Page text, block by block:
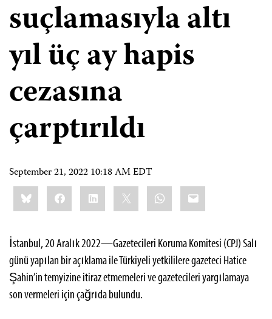
suçlamasıyla altı
yıl üç ay hapis
cezasına
çarptırıldı
September 21, 2022 10:18 AM EDT
Share
this:BlueskyFacebookLinkedIn WhatsApp
Email
İstanbul, 20 Aralık 2022—Gazetecileri Koruma Komitesi (CPJ) Salı
günü yapılan bir açıklama ile Türkiyeli yetkililere gazeteci Hatice
Şahin’in temyizine itiraz etmemeleri ve gazetecileri yargılamaya
son vermeleri için çağrıda bulundu.